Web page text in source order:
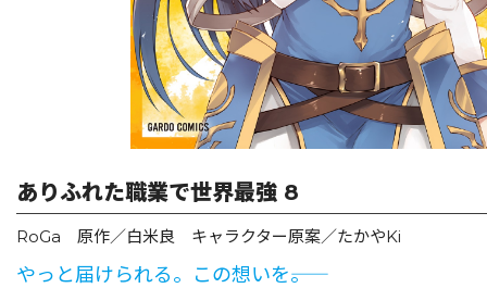
コミックエッセイ
閉じる
ありふれた職業で世界最強 8
RoGa 原作／白米良 キャラクター原案／たかやKi
やっと届けられる。この想いを――。